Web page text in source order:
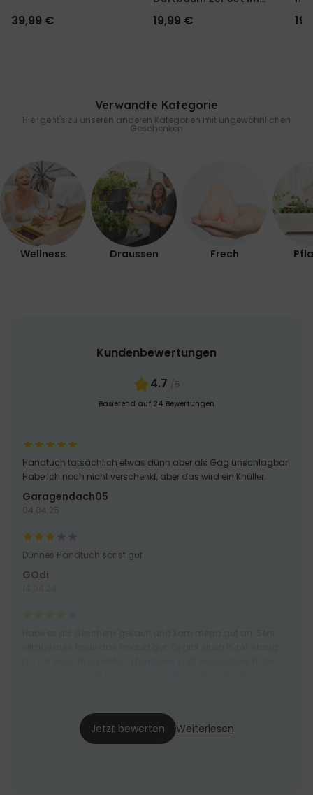
39,99 €
Polaroid-Look
19,99 €
Verwandte Kategorie
Hier geht's zu unseren anderen Kategorien mit ungewöhnlichen
Geschenken
Wellness Draussen Frech
Kundenbewertungen
4.7 /5
Basierend auf 24 Bewertungen
Handtuch tatsächlich etwas dünn aber als Gag unschlagbar.
Habe ich noch nicht verschenkt, aber das wird ein Knüller.
Garagendach05
04.04.25
Dünnes Handtuch sonst gut
GOdi
Jetzt bewerten Weiterlesen